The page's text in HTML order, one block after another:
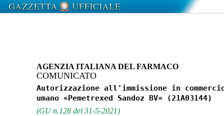
AGENZIA ITALIANA DEL FARMACO
COMUNICATO
Autorizzazione all'immissione in
(GU n.128 del 31-5-2021)